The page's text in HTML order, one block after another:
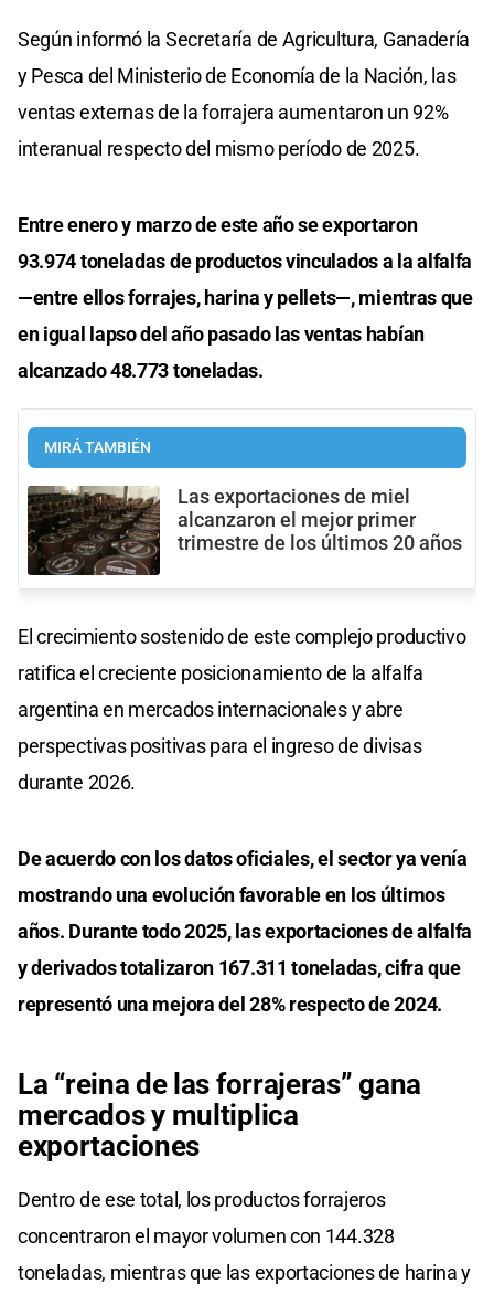
Según informó la Secretaría de Agricultura, Ganadería
y Pesca del Ministerio de Economía de la Nación, las
ventas externas de la forrajera aumentaron un 92%
interanual respecto del mismo período de 2025.
Entre enero y marzo de este año se exportaron
93.974 toneladas de productos vinculados a la alfalfa
—entre ellos forrajes, harina y pellets—, mientras que
en igual lapso del año pasado las ventas habían
alcanzado 48.773 toneladas.
MIRÁ TAMBIÉN
Las exportaciones de miel
alcanzaron el mejor primer
trimestre de los últimos 20 años
El crecimiento sostenido de este complejo productivo
ratifica el creciente posicionamiento de la alfalfa
argentina en mercados internacionales y abre
perspectivas positivas para el ingreso de divisas
durante 2026.
De acuerdo con los datos oficiales, el sector ya venía
mostrando una evolución favorable en los últimos
años. Durante todo 2025, las exportaciones de alfalfa
y derivados totalizaron 167.311 toneladas, cifra que
representó una mejora del 28% respecto de 2024.
La “reina de las forrajeras” gana
mercados y multiplica
exportaciones
Dentro de ese total, los productos forrajeros
concentraron el mayor volumen con 144.328
toneladas, mientras que las exportaciones de harina y